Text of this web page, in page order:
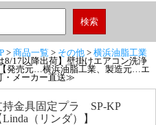
> 商品一覧 > その他 > 横浜油脂工業
8/17以降出荷】壁掛けエアコン洗浄
発売元…横浜油脂工業、製造元…エ
・メーカー直送≫
持金具固定プラ SP-KP
（リンダ）】